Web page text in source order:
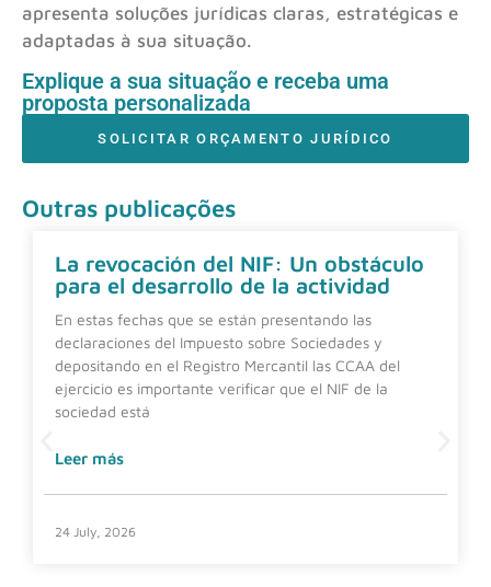
apresenta soluções jurídicas claras, estratégicas e
adaptadas à sua situação.
Explique a sua situação e receba uma
proposta personalizada
SOLICITAR ORÇAMENTO JURÍDICO
Outras publicações
La revocación del NIF: Un obstáculo
para el desarrollo de la actividad
En estas fechas que se están presentando las
declaraciones del Impuesto sobre Sociedades y
depositando en el Registro Mercantil las CCAA del
ejercicio es importante verificar que el NIF de la
sociedad está
Leer más
24 July, 2026